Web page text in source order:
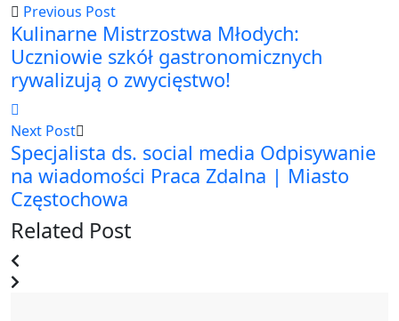
Previous Post
Kulinarne Mistrzostwa Młodych:
Uczniowie szkół gastronomicznych
rywalizują o zwycięstwo!
Next Post
Specjalista ds. social media Odpisywanie
na wiadomości Praca Zdalna | Miasto
Częstochowa
Related Post